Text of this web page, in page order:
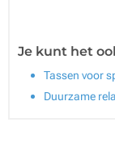
Je kunt het
Tassen voor
Duurzame